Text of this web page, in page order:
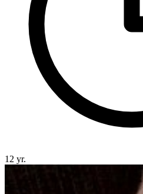
12 yr.